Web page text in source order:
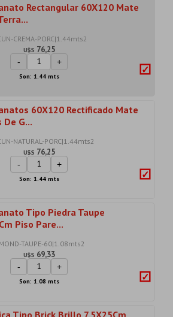
Rectangular 60X120 Mate
CREMA-PORC|1.44mts2
U$S 76,25
- +
Son: 1.44 mts
60X120 Rectificado Mate
De G...
NATURAL-PORC|1.44mts2
U$S 76,25
- +
Son: 1.44 mts
Tipo Piedra Taupe
Piso Pare...
TAUPE-60|1.08mts2
U$S 69,33
- +
Son: 1.08 mts
Tipo Brick Brillo 7.5X25Cm